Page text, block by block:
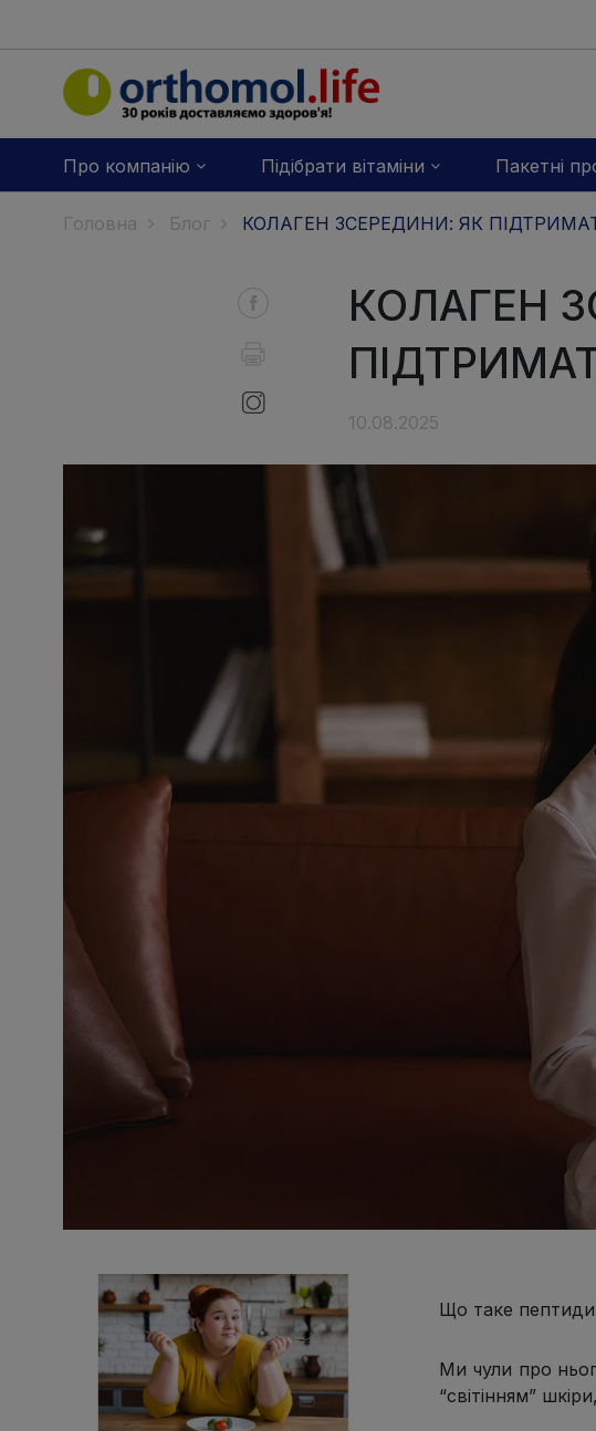
Про компанію Підібрати вітаміни Пакетні
Головна Блог КОЛАГЕН ЗСЕРЕДИНИ: ЯК
КОЛАГЕН
10.08.2025
Що таке пептиди
Ми чули про
“світінням”